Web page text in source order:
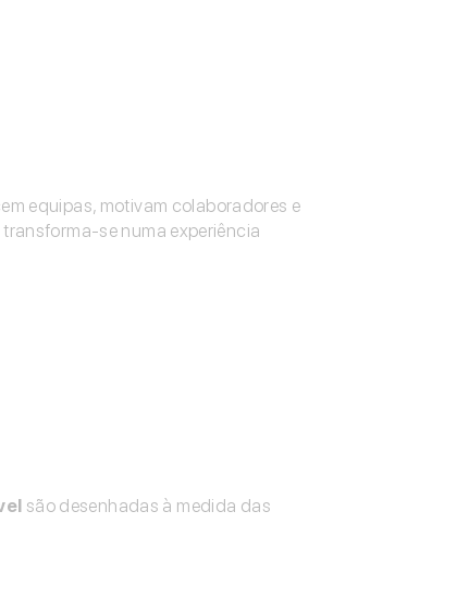
equipas, motivam colaboradores e
se numa experiência
são desenhadas à medida das